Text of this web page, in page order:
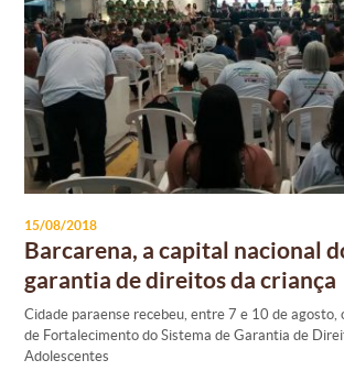
15/08/2018
Barcarena, a capital nacional
garantia de direitos da criança
Cidade paraense recebeu, entre 7 e 10 de agosto,
de Fortalecimento do Sistema de Garantia de
Adolescentes